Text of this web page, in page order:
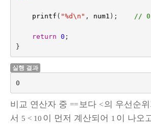
printf ( "%d\n " , num1 ); // 0
return 0 ;
}
실행 결과
0
비교 연산자 중 ==보다 <의 우선순
서 5 < 10 이 먼저 계산되어 1 이 나오